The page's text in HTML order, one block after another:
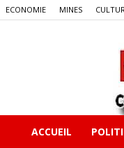
ECONOMIE MINES
ACCUEIL